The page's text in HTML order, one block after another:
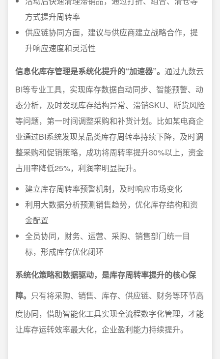
方式提升周转率
供应链协同方面，建议与供应商建立战略合作，提
升响应速度和灵活性
信息化库存管理是系统化提升的“加速器”。 通过九数云
BI等专业工具，实现库存数据自动同步、智能预警、动
态分析，及时发现库存结构异常、滞销SKU、断货风险
等问题，第一时间调整采购和补货计划。比如某电商企
业通过BI系统发现某品类库存周转率持续下降，及时调
整采购和促销策略，成功将周转率提升30%以上，资金
占用率降低25%，利润率明显提升。
建立库存周转率预警机制，及时响应市场变化
利用大数据分析预测销售趋势，优化库存结构和资
金配置
全员协同，财务、运营、采购、销售部门统一目
标，形成库存优化闭环
系统化策略和数据驱动，是库存周转率提升的核心保
障。 只有将采购、销售、库存、供应链、财务等环节高
度协同，借助智能化工具实现全流程数字化管理，才能
让库存运转效率最大化，企业盈利能力持续提升。